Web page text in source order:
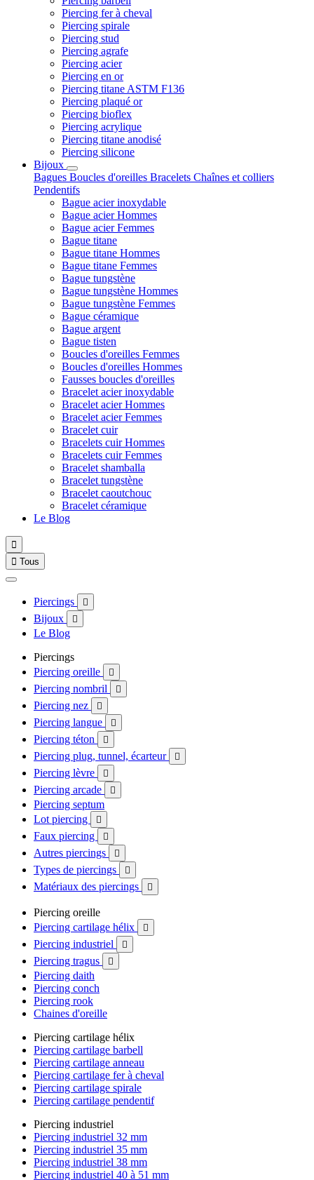
Piercing fer à cheval
Piercing spirale
Piercing stud
Piercing agrafe
Piercing acier
Piercing en or
Piercing titane ASTM F136
Piercing plaqué or
Piercing bioflex
Piercing acrylique
Piercing titane anodisé
Piercing silicone
Bijoux
Bagues Boucles d'oreilles Bracelets Chaînes et colliers
Pendentifs
Bague acier inoxydable
Bague acier Hommes
Bague acier Femmes
Bague titane
Bague titane Hommes
Bague titane Femmes
Bague tungstène
Bague tungstène Hommes
Bague tungstène Femmes
Bague céramique
Bague argent
Bague tisten
Boucles d'oreilles Femmes
Boucles d'oreilles Hommes
Fausses boucles d'oreilles
Bracelet acier inoxydable
Bracelet acier Hommes
Bracelet acier Femmes
Bracelet cuir
Bracelets cuir Hommes
Bracelets cuir Femmes
Bracelet shamballa
Bracelet tungstène
Bracelet caoutchouc
Bracelet céramique
Le Blog

 Tous
Piercings 
Bijoux 
Le Blog
Piercings
Piercing oreille

Piercing nombril 
Piercing nez 
Piercing langue 
Piercing téton 
Piercing plug, tunnel, écarteur 
Piercing lèvre 
Piercing arcade 
Piercing septum
Lot piercing

Faux piercing 
Autres piercings 
Types de piercings 
Matériaux des piercings 
Piercing oreille
Piercing cartilage hélix

Piercing industriel 
Piercing tragus 
Piercing daith
Piercing conch
Piercing rook
Chaines d'oreille
Piercing cartilage hélix
Piercing cartilage barbell
Piercing cartilage anneau
Piercing cartilage fer à cheval
Piercing cartilage spirale
Piercing cartilage pendentif
Piercing industriel
Piercing industriel 32 mm
Piercing industriel 35 mm
Piercing industriel 38 mm
Piercing industriel 40 à 51 mm